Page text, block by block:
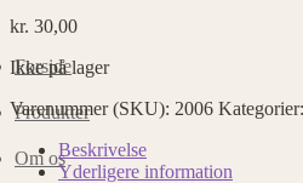
Forside
Produkter
Om os
kr. 30,00
Ikke på lager
Varenummer (SKU): 2006 Kategorier:
Beskrivelse
Yderligere information